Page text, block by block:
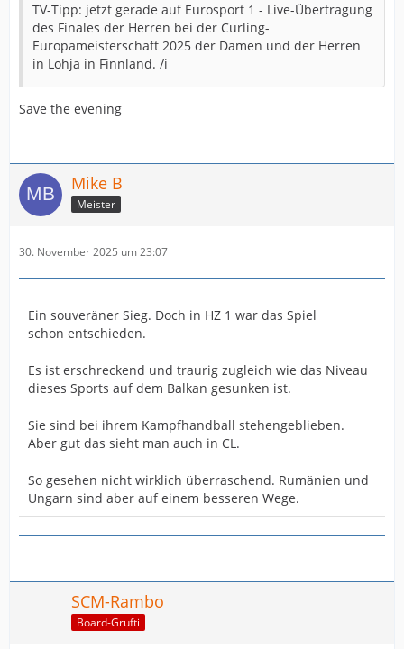
TV-Tipp: jetzt gerade auf Eurosport 1 - Live-Übertragung
des Finales der Herren bei der Curling-
Europameisterschaft 2025 der Damen und der Herren
in Lohja in Finnland. /i
Save the evening
Mike B
Meister
30. November 2025 um 23:07
Ein souveräner Sieg. Doch in HZ 1 war das Spiel
schon entschieden.
Es ist erschreckend und traurig zugleich wie das Niveau
dieses Sports auf dem Balkan gesunken ist.
Sie sind bei ihrem Kampfhandball stehengeblieben.
Aber gut das sieht man auch in CL.
So gesehen nicht wirklich überraschend. Rumänien und
Ungarn sind aber auf einem besseren Wege.
SCM-Rambo
Board-Grufti